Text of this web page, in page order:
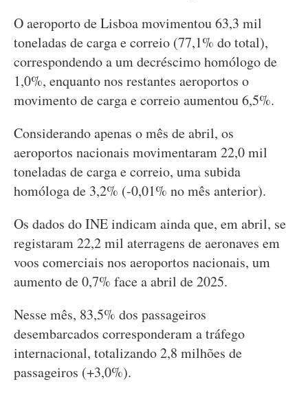
O aeroporto de Lisboa movimentou 63,3 mil
toneladas de carga e correio (77,1% do total),
correspondendo a um decréscimo homólogo de
1,0%, enquanto nos restantes aeroportos o
movimento de carga e correio aumentou 6,5%.
Considerando apenas o mês de abril, os
aeroportos nacionais movimentaram 22,0 mil
toneladas de carga e correio, uma subida
homóloga de 3,2% (-0,01% no mês anterior).
Os dados do INE indicam ainda que, em abril, se
registaram 22,2 mil aterragens de aeronaves em
voos comerciais nos aeroportos nacionais, um
aumento de 0,7% face a abril de 2025.
Nesse mês, 83,5% dos passageiros
desembarcados corresponderam a tráfego
internacional, totalizando 2,8 milhões de
passageiros (+3,0%).